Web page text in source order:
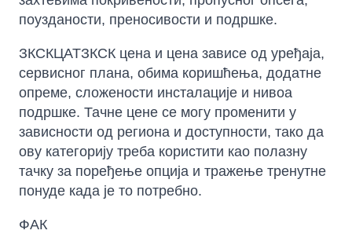
поузданости, преносивости и подршке.
ЗКСКЦАТЗКСК цена и цена зависе од уређаја,
сервисног плана, обима коришћења, додатне
опреме, сложености инсталације и нивоа
подршке. Тачне цене се могу променити у
зависности од региона и доступности, тако да
ову категорију треба користити као полазну
тачку за поређење опција и тражење тренутне
понуде када је то потребно.
ФАК